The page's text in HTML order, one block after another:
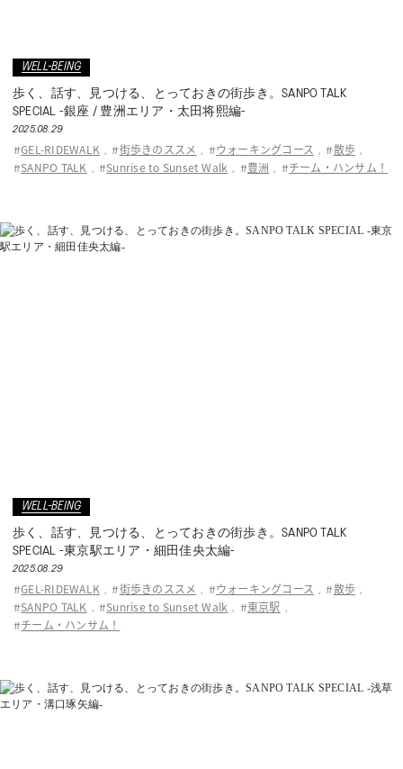
WELL-BEING
歩く、話す、見つける、とっておきの街歩き。SANPO TALK
SPECIAL -銀座 / 豊洲エリア・太⽥将熙編-
2025.08.29
#GEL-RIDEWALK , # 街歩きのススメ , # ウォーキングコース , # 散歩
,
# SANPO TALK , # Sunrise to Sunset Walk , # 豊洲 , # チーム・ハンサム！
WELL-BEING
歩く、話す、見つける、とっておきの街歩き。SANPO TALK
SPECIAL -東京駅エリア・細田佳央太編-
2025.08.29
#GEL-RIDEWALK , # 街歩きのススメ , # ウォーキングコース , # 散歩 ,
# SANPO TALK , # Sunrise to Sunset Walk , #東京駅
,
# チーム・ハンサム！